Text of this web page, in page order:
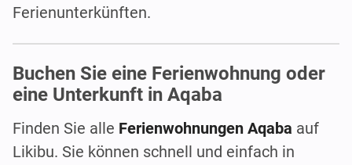
Ferienunterkünften.
Buchen Sie eine Ferienwohnung oder
eine Unterkunft in Aqaba
Finden Sie alle Ferienwohnungen Aqaba auf
Likibu. Sie können schnell und einfach in